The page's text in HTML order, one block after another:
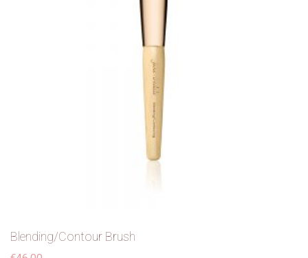
Blending/Contour Brush